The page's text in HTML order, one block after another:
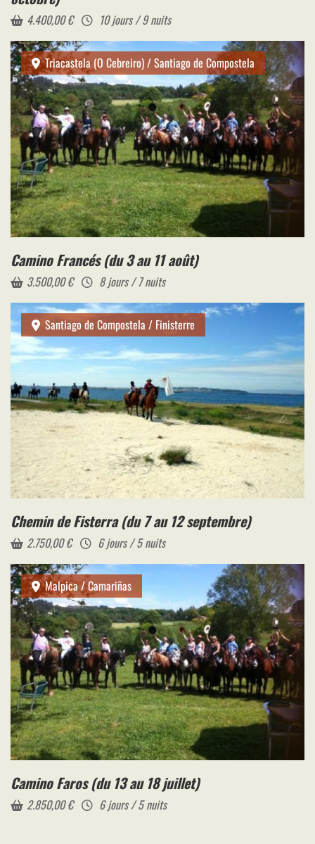
4.400,00€ 10 jours / 9 nuits
Triacastela (O Cebreiro) / Santiago de Compostela
Camino Francés (du 3 au 11 août)
3.500,00€ 8 jours / 7 nuits
Santiago de Compostela / Finisterre
Chemin de Fisterra (du 7 au 12 septembre)
2.750,00€ 6 jours / 5 nuits
Malpica / Camariñas
Camino Faros (du 13 au 18 juillet)
2.850,00€ 6 jours / 5 nuits